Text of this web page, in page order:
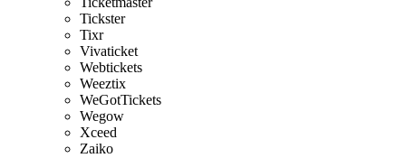
Tickster
Tixr
Vivaticket
Webtickets
Weeztix
WeGotTickets
Wegow
Xceed
Zaiko